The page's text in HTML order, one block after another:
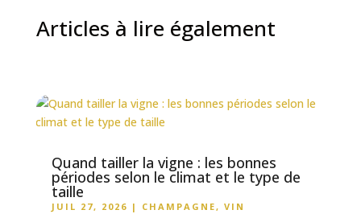
Articles à lire également
Quand tailler la vigne : les bonnes
périodes selon le climat et le type de
taille
JUIL 27, 2026 | CHAMPAGNE, VIN